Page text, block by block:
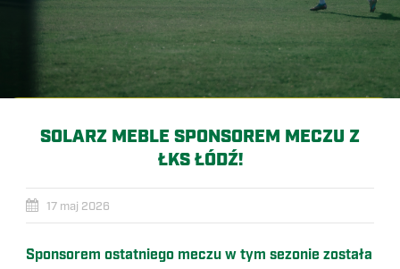
SOLARZ MEBLE SPONSOREM MECZU Z
ŁKS ŁÓDŹ!
17 maj 2026
Sponsorem ostatniego meczu w tym sezonie została